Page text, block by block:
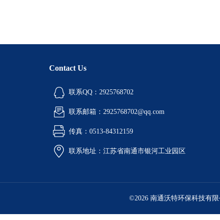
Contact Us
联系QQ：2925768702
联系邮箱：2925768702@qq.com
传真：0513-84312159
联系地址：江苏省南通市银河工业园区
©2026 南通沃特环保科技有